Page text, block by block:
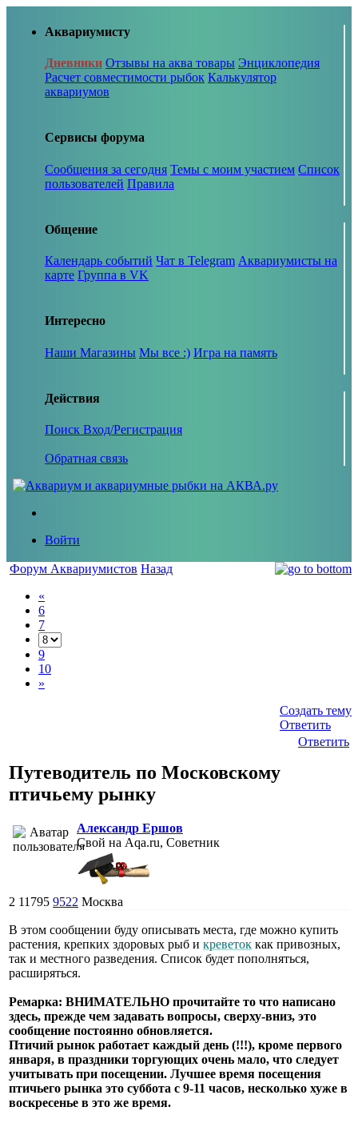
Аквариумисту
Дневники Отзывы на аква товары Энциклопедия
Расчет совместимости рыбок Калькулятор
аквариумов
Сервисы форума
Сообщения за сегодня Темы с моим участием Список
пользователей Правила
Общение
Календарь событий Чат в Telegram Аквариумисты на
карте Группа в VK
Интересно
Наши Магазины Мы все :) Игра на память
Действия
Поиск Вход/Регистрация
Обратная связь
Войти
Форум Аквариумистов Назад
«
6
7
9
10
»
Создать тему
Ответить
Ответить
Путеводитель по Московскому
птичьему рынку
Александр Ершов
Свой на Aqa.ru, Советник
2 11795 9522 Москва
В этом сообщении буду описывать места, где можно купить
растения, крепких здоровых рыб и креветок как привозных,
так и местного разведения. Список будет пополняться,
расширяться.
Ремарка: ВНИМАТЕЛЬНО прочитайте то что написано
здесь, прежде чем задавать вопросы, сверху-вниз, это
сообщение постоянно обновляется.
Птичий рынок работает каждый день (!!!), кроме первого
января, в праздники торгующих очень мало, что следует
учитывать при посещении. Лучшее время посещения
птичьего рынка это суббота с 9-11 часов, несколько хуже в
воскресенье в это же время.